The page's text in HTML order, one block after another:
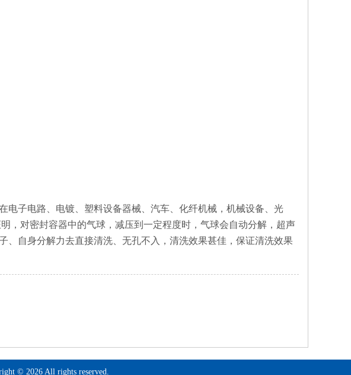
电子电路、电镀、塑料设备器械、汽车、化纤机械，机械设备、光
，对密封容器中的气球，减压到一定程度时，气球会自动分解 ， 超声
、自身分解力去直接清洗、无孔不入，清洗效果甚佳，保证清洗效果
© 2026 All rights reserved.